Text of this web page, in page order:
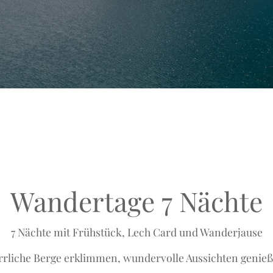
Wandertage 7 Nächte
7 Nächte mit Frühstück, Lech Card und Wanderjause
Berge erklimmen, wundervolle Aussichten